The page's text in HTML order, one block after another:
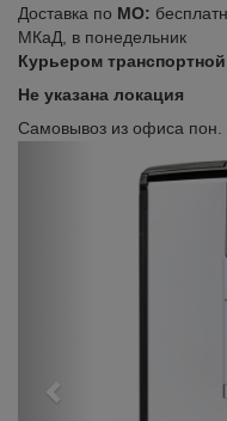
Доставка по МО:
МКаД, в понедельник
Курьером
Не указана локация
Самовывоз из офиса пон.